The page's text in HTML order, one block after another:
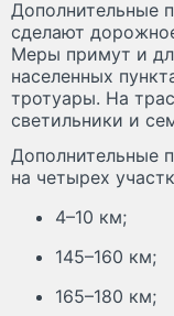
Дополнительные
сделают
Меры примут и
населенных
тротуары. На
светильники и
Дополнительные
на четырех
4–10 км;
145–160 км;
165–180 км;